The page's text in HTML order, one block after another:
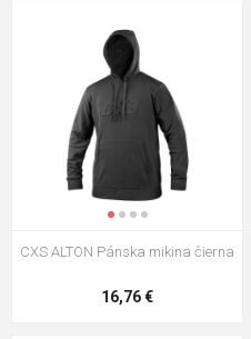
CXS ALTON Pánska mikina čierna
16,76 €